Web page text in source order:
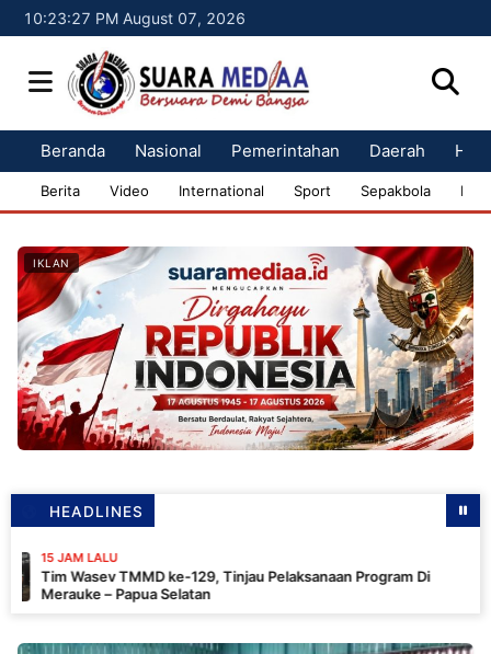
10:23:28 PM August 07, 2026
Beranda Nasional Pemerintahan Daerah
Berita Video International Sport Sepakbola
IKLAN
HEADLINES
TMMD ke-129, Tinjau Pelaksanaan Program Di
– Papua Selatan